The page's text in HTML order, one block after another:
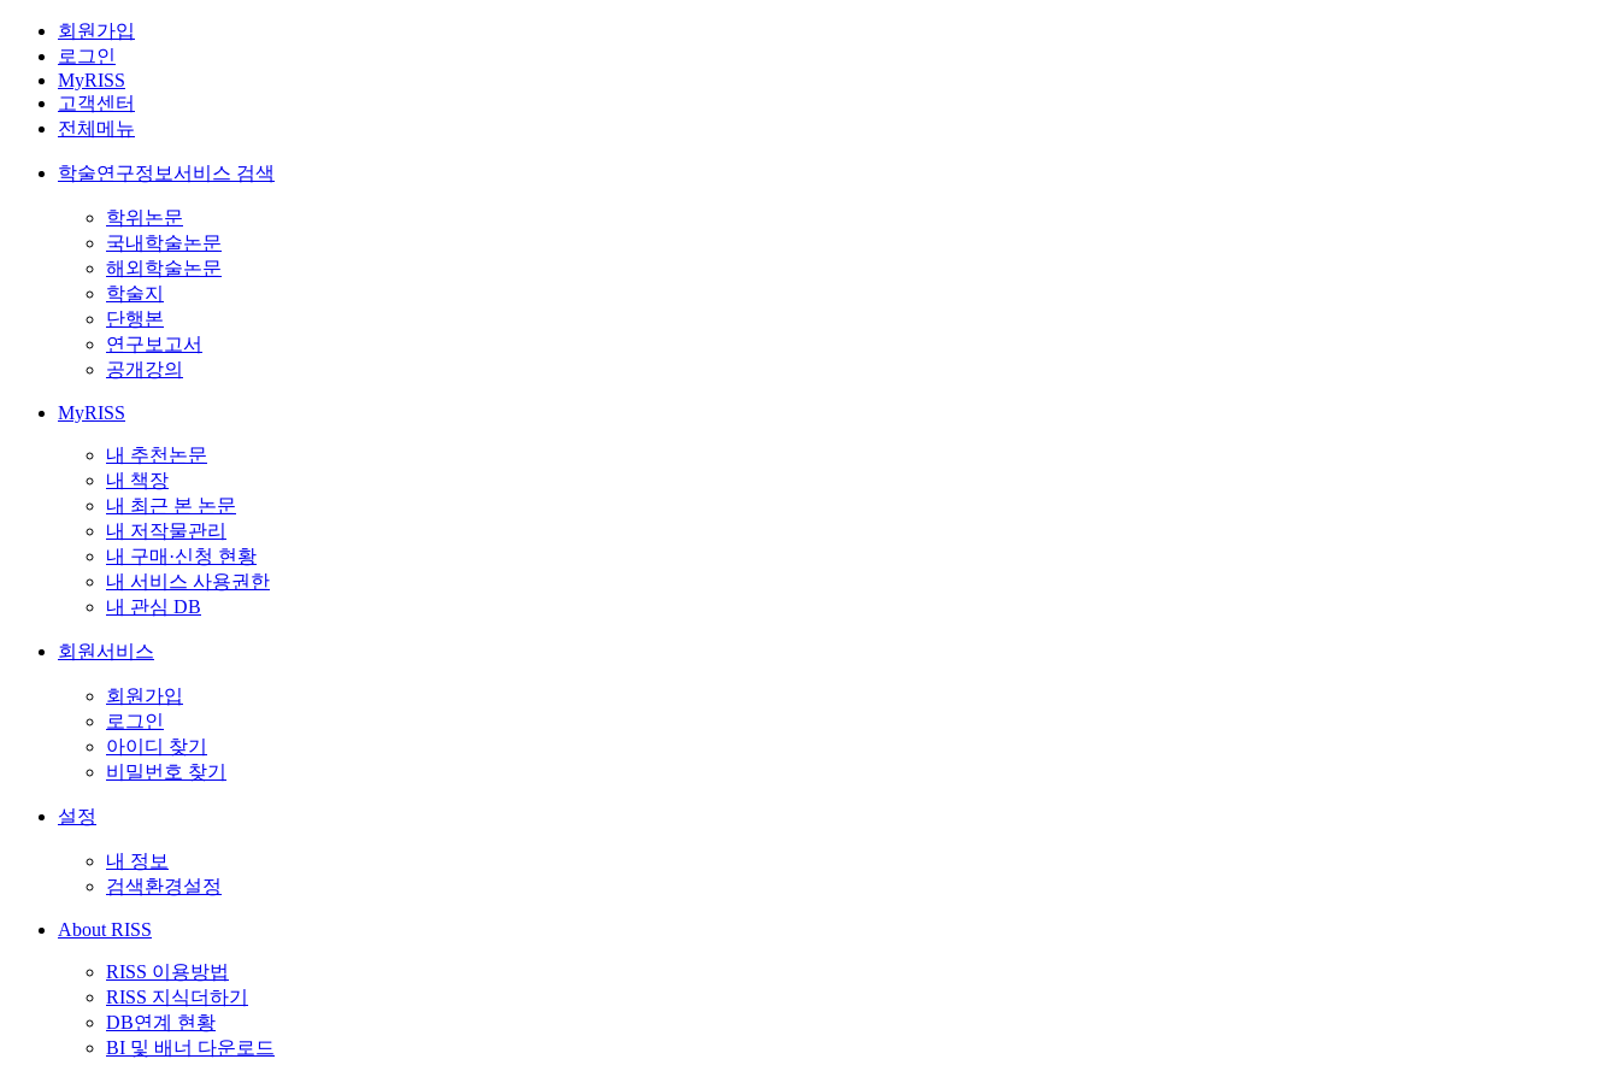
회원가입
로그인
MyRISS
고객센터
전체메뉴
학술연구정보서비스 검색
학위논문
국내학술논문
해외학술논문
학술지
단행본
연구보고서
공개강의
MyRISS
내 추천논문
내 책장
내 최근 본 논문
내 저작물관리
내 구매·신청 현황
내 서비스 사용권한
내 관심 DB
회원서비스
회원가입
로그인
아이디 찾기
비밀번호 찾기
설정
내 정보
검색환경설정
About RISS
RISS 이용방법
RISS 지식더하기
DB연계 현황
BI 및 배너 다운로드